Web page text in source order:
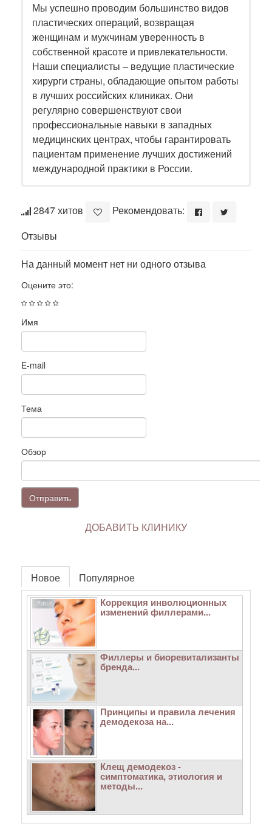
Мы успешно проводим большинство видов
пластических операций, возвращая
женщинам и мужчинам уверенность в
собственной красоте и привлекательности.
Наши специалисты – ведущие пластические
хирурги страны, обладающие опытом работы
в лучших российских клиниках. Они
регулярно совершенствуют свои
профессиональные навыки в западных
медицинских центрах, чтобы гарантировать
пациентам применение лучших достижений
международной практики в России.
2847 хитов
Рекомендовать:
Отзывы
На данный момент нет ни одного отзыва
Оцените это:
Имя
E-mail
Тема
Обзор
Отправить
ДОБАВИТЬ КЛИНИКУ
Новое Популярное
Коррекция инволюционных
изменений филлерами...
Филлеры и биоревитализанты
бренда...
Принципы и правила лечения
демодекоза на...
Клещ демодекоз -
симптоматика, этиология и
методы...